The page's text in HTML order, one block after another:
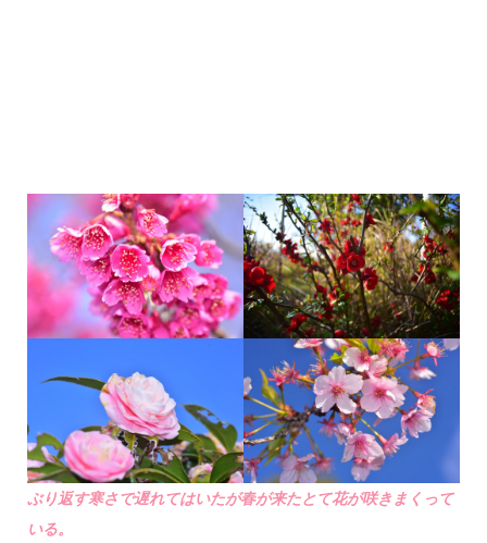
ぶり返す寒さで遅れてはいたが春が来たとて花が咲きまくって
いる。